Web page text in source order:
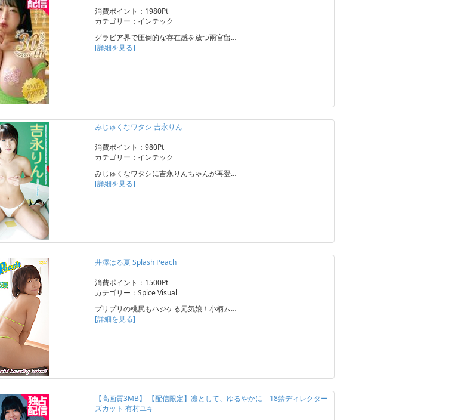
消費ポイント：1980Pt
カテゴリー：インテック
グラビア界で圧倒的な存在感を放つ雨宮留…
[詳細を見る]
みじゅくなワタシ 吉永りん
消費ポイント：980Pt
カテゴリー：インテック
みじゅくなワタシに吉永りんちゃんが再登…
[詳細を見る]
井澤はる夏 Splash Peach
消費ポイント：1500Pt
カテゴリー：Spice Visual
プリプリの桃尻もハジケる元気娘！小柄ム…
[詳細を見る]
【高画質3MB】 【配信限定】凛として、ゆるやかに 18禁ディレクター
ズカット 有村ユキ